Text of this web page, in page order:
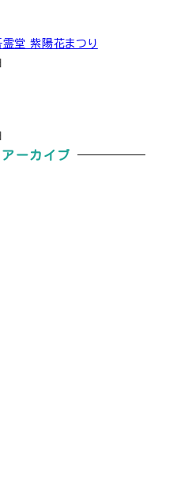
堂 紫陽花まつり
アーカイブ